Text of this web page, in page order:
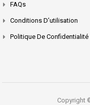
FAQs
Conditions D’utilisation
Politique De Confidentialité
Copyright